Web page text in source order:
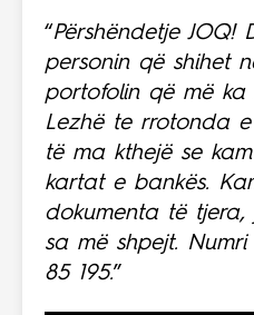
“Përshëndetje
personin që shihet
portofolin që më
Lezhë te rrotonda
të ma kthejë se
kartat e bankës.
dokumenta të
sa më shpejt. Numri
85 195.”